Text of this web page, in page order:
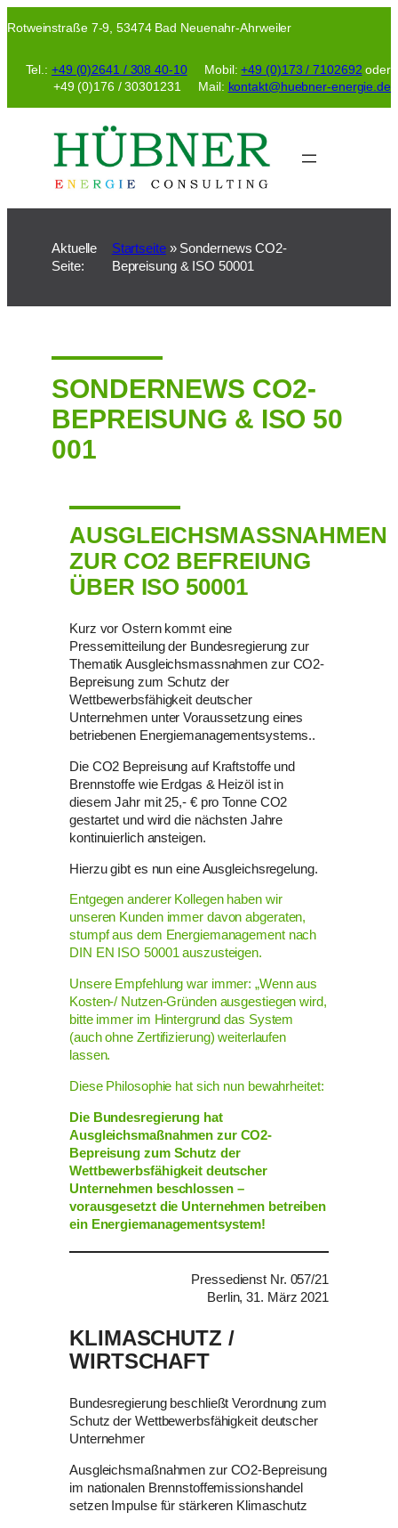
Inhalt
Rotweinstraße 7-9, 53474 Bad Neuenahr-Ahrweiler
Tel.: +49 (0)2641 / 308 40-10Mobil:+49 (0)173 / 7102692 oder
+49 (0)176 / 30301231 Mail: kontakt@huebner-energie.de
Aktuelle
Seite:
Startseite» Sondernews CO2-
Bepreisung & ISO 50001
SONDERNEWS CO2-
BEPREISUNG & ISO 50
001
AUSGLEICHSMASSNAHMEN
ZUR CO2 BEFREIUNG
ÜBER ISO 50001
Kurz vor Ostern kommt eine
Pressemitteilung der Bundesregierung zur
Thematik Ausgleichsmassnahmen zur CO2-
Bepreisung zum Schutz der
Wettbewerbsfähigkeit deutscher
Unternehmen unter Voraussetzung eines
betriebenen Energiemanagementsystems..
Die CO2 Bepreisung auf Kraftstoffe und
Brennstoffe wie Erdgas & Heizöl ist in
diesem Jahr mit 25,- € pro Tonne CO2
gestartet und wird die nächsten Jahre
kontinuierlich ansteigen.
Hierzu gibt es nun eine Ausgleichsregelung.
Entgegen anderer Kollegen haben wir
unseren Kunden immer davon abgeraten,
stumpf aus dem Energiemanagement nach
DIN EN ISO 50001 auszusteigen.
Unsere Empfehlung war immer: „Wenn aus
Kosten-/ Nutzen-Gründen ausgestiegen wird,
bitte immer im Hintergrund das System
(auch ohne Zertifizierung) weiterlaufen
lassen.
Diese Philosophie hat sich nun bewahrheitet:
Die Bundesregierung hat
Ausgleichsmaßnahmen zur CO2-
Bepreisung zum Schutz der
Wettbewerbsfähigkeit deutscher
Unternehmen beschlossen –
vorausgesetzt die Unternehmen betreiben
ein Energiemanagementsystem!
Pressedienst Nr. 057/21
Berlin, 31. März 2021
KLIMASCHUTZ /
WIRTSCHAFT
Bundesregierung beschließt Verordnung zum
Schutz der Wettbewerbsfähigkeit deutscher
Unternehmer
Ausgleichsmaßnahmen zur CO2-Bepreisung
im nationalen Brennstoffemissionshandel
setzen Impulse für stärkeren Klimaschutz